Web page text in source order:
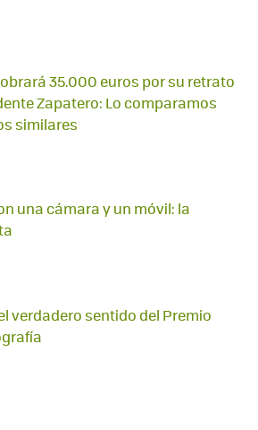
35.000 euros por su retrato
Zapatero: Lo comparamos
similares
una cámara y un móvil: la
verdadero sentido del Premio